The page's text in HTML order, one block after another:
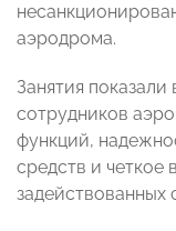
аэродрома.
Занятия
сотрудников
функций,
средств и четкое
задействованных